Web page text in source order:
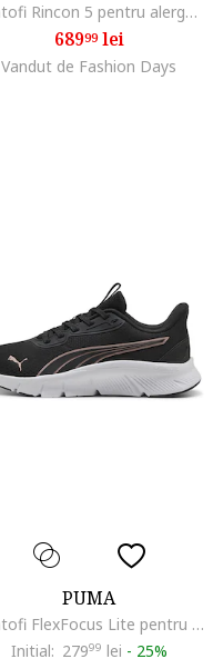
Pantofi Rincon 5 pentru alergare, Alb/Galben deschis
68999lei
Vandut de Fashion Days
PUMA
Pantofi FlexFocus Lite pentru alergare, Negru/Roz pastel/Alb optic
Initial: 27999 lei - 25%